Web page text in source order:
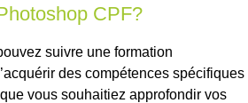
CPF?
suivre une formation
des compétences spécifiques
vous souhaitiez approfondir vos